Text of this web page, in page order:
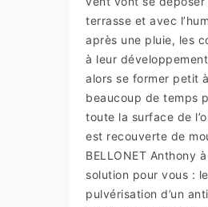
terrasse et avec
après une pluie, les
à leur
alors se former petit
beaucoup de temps
toute la surface de
est recouverte de
BELLONET Anthony
solution pour vous :
pulvérisation d’un